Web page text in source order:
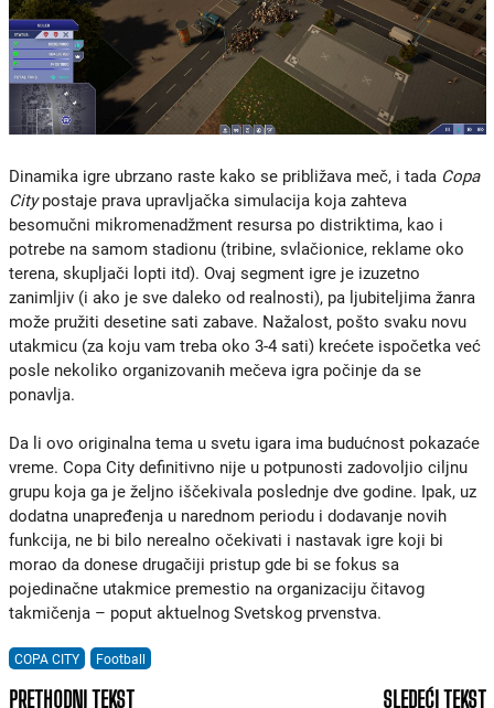
Dinamika igre ubrzano raste kako se približava meč, i tada Copa
Citypostaje prava upravljačka simulacija koja zahteva
besomučni mikromenadžment resursa po distriktima, kao i
potrebe na samom stadionu (tribine, svlačionice, reklame oko
terena, skupljači lopti itd). Ovaj segment igre je izuzetno
zanimljiv (i ako je sve daleko od realnosti), pa ljubiteljima žanra
može pružiti desetine sati zabave. Nažalost, pošto svaku novu
utakmicu (za koju vam treba oko 3-4 sati) krećete ispočetka već
posle nekoliko organizovanih mečeva igra počinje da se
ponavlja.
Da li ovo originalna tema u svetu igara ima budućnost pokazaće
vreme. Copa City definitivno nije u potpunosti zadovoljio ciljnu
grupu koja ga je željno iščekivala poslednje dve godine. Ipak, uz
dodatna unapređenja u narednom periodu i dodavanje novih
funkcija, ne bi bilo nerealno očekivati i nastavak igre koji bi
morao da donese drugačiji pristup gde bi se fokus sa
pojedinačne utakmice premestio na organizaciju čitavog
takmičenja – poput aktuelnog Svetskog prvenstva.
COPA CITY Football
PRETHODNI TEKST SLEDEĆI TEKST